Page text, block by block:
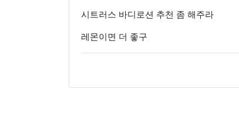
시트러스 바디로션 추천 좀 해주라
레몬이면 더 좋구